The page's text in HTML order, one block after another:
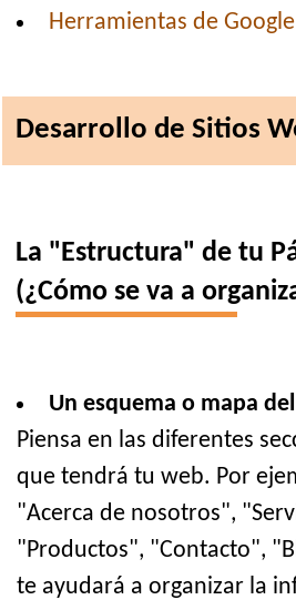
Herramientas de Google
Desarrollo de Sitios
La "Estructura" de tu
(¿Cómo se va a
Un esquema o mapa
Piensa en las diferentes
que tendrá tu web. Por
"Acerca de nosotros",
"Productos", "Contacto",
te ayudará a organizar la